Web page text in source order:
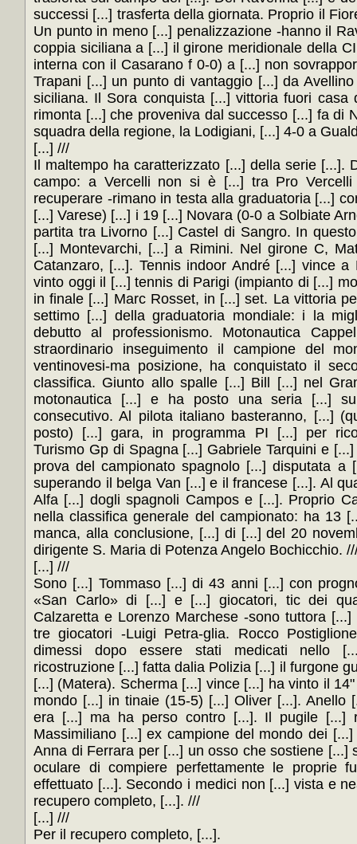
successi [...] trasferta della giornata. Proprio il
Un punto in meno [...] penalizzazione -hanno il
coppia siciliana a [...] il girone meridionale della
interna con il Casarano f 0-0) a [...] non
Trapani [...] un punto di vantaggio [...] da
siciliana. Il Sora conquista [...] vittoria fuori
rimonta [...] che proveniva dal successo [...] fa di
squadra della regione, la Lodigiani, [...] 4-0 a
[...] ///
Il maltempo ha caratterizzato [...] della serie [...].
campo: a Vercelli non si è [...] tra Pro
recuperare -rimano in testa alla graduatoria [...]
[...] Varese) [...] i 19 [...] Novara (0-0 a Solbiate
partita tra Livorno [...] Castel di Sangro. In
[...] Montevarchi, [...] a Rimini. Nel girone C,
Catanzaro, [...]. Tennis indoor André [...] vince
vinto oggi il [...] tennis di Parigi (impianto di [...]
in finale [...] Marc Rosset, in [...] set. La vittoria
settimo [...] della graduatoria mondiale: i la
debutto al professionismo. Motonautica
straordinario inseguimento il campione del
ventinovesi-ma posizione, ha conquistato il
classifica. Giunto allo spalle [...] Bill [...] nel
motonautica [...] e ha posto una seria [...]
consecutivo. Al pilota italiano basteranno, [...]
posto) [...] gara, in programma PI [...] per
Turismo Gp di Spagna [...] Gabriele Tarquini e
prova del campionato spagnolo [...] disputata a
superando il belga Van [...] e il francese [...]. Al
Alfa [...] dogli spagnoli Campos e [...]. Proprio
nella classifica generale del campionato: ha 13
manca, alla conclusione, [...] di [...] del 20
dirigente S. Maria di Potenza Angelo Bochicchio.
[...] ///
Sono [...] Tommaso [...] di 43 anni [...] con
«San Carlo» di [...] e [...] giocatori, tic dei
Calzaretta e Lorenzo Marchese -sono tuttora
tre giocatori -Luigi Petra-glia. Rocco
dimessi dopo essere stati medicati nello
ricostruzione [...] fatta dalia Polizia [...] il furgone
[...] (Matera). Scherma [...] vince [...] ha vinto il
mondo [...] in tinaie (15-5) [...] Oliver [...]. Anello
era [...] ma ha perso contro [...]. Il pugile [...]
Massimiliano [...] ex campione del mondo dei
Anna di Ferrara per [...] un osso che sostiene [...]
oculare di compiere perfettamente le proprie
effettuato [...]. Secondo i medici non [...] vista e
recupero completo, [...]. ///
[...] ///
Per il recupero completo, [...].